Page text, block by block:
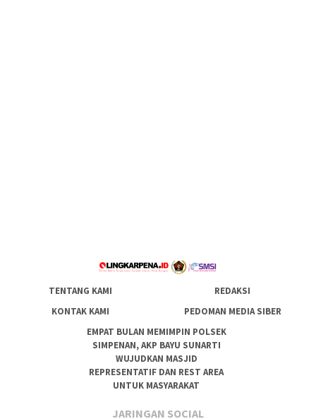
TENTANG KAMI
REDAKSI
KONTAK KAMI
PEDOMAN MEDIA SIBER
EMPAT BULAN MEMIMPIN POLSEK
SIMPENAN, AKP BAYU SUNARTI
WUJUDKAN MASJID
REPRESENTATIF DAN REST AREA
UNTUK MASYARAKAT
JARINGAN SOCIAL